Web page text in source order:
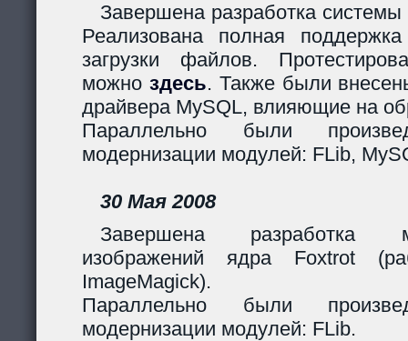
Завершена разработка
Реализована полная
загрузки файлов.
можно здесь. Также были
драйвера MySQL, влияющие на
Параллельно были
модернизации модулей: FLib,
30 Мая 2008
Завершена разработка
изображений ядра Foxtrot
ImageMagick).
Параллельно были
модернизации модулей: FLib.